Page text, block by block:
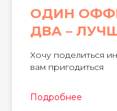
ОДИН
ДВА –
Хочу поделиться
вам пригодиться
Подробнее